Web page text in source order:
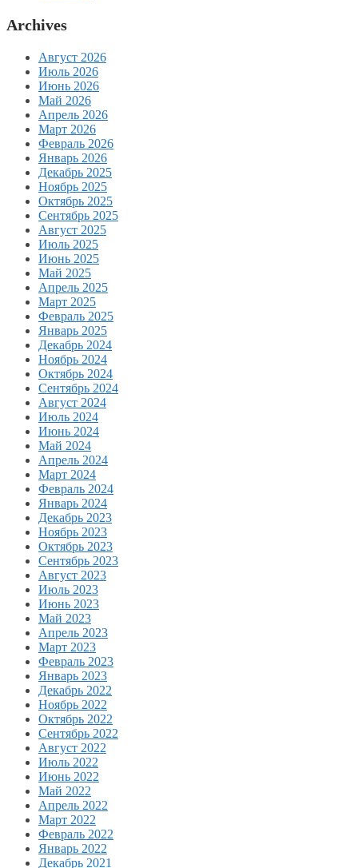
Archives
Август 2026
Июль 2026
Июнь 2026
Май 2026
Апрель 2026
Март 2026
Февраль 2026
Январь 2026
Декабрь 2025
Ноябрь 2025
Октябрь 2025
Сентябрь 2025
Август 2025
Июль 2025
Июнь 2025
Май 2025
Апрель 2025
Март 2025
Февраль 2025
Январь 2025
Декабрь 2024
Ноябрь 2024
Октябрь 2024
Сентябрь 2024
Август 2024
Июль 2024
Июнь 2024
Май 2024
Апрель 2024
Март 2024
Февраль 2024
Январь 2024
Декабрь 2023
Ноябрь 2023
Октябрь 2023
Сентябрь 2023
Август 2023
Июль 2023
Июнь 2023
Май 2023
Апрель 2023
Март 2023
Февраль 2023
Январь 2023
Декабрь 2022
Ноябрь 2022
Октябрь 2022
Сентябрь 2022
Август 2022
Июль 2022
Июнь 2022
Май 2022
Апрель 2022
Март 2022
Февраль 2022
Январь 2022
Декабрь 2021